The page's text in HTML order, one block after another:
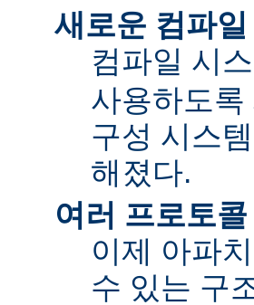
새로운 컴파
컴파일 시
사용하도
구성 시스
해졌다.
여러 프로토콜
이제 아파
수 있는 구